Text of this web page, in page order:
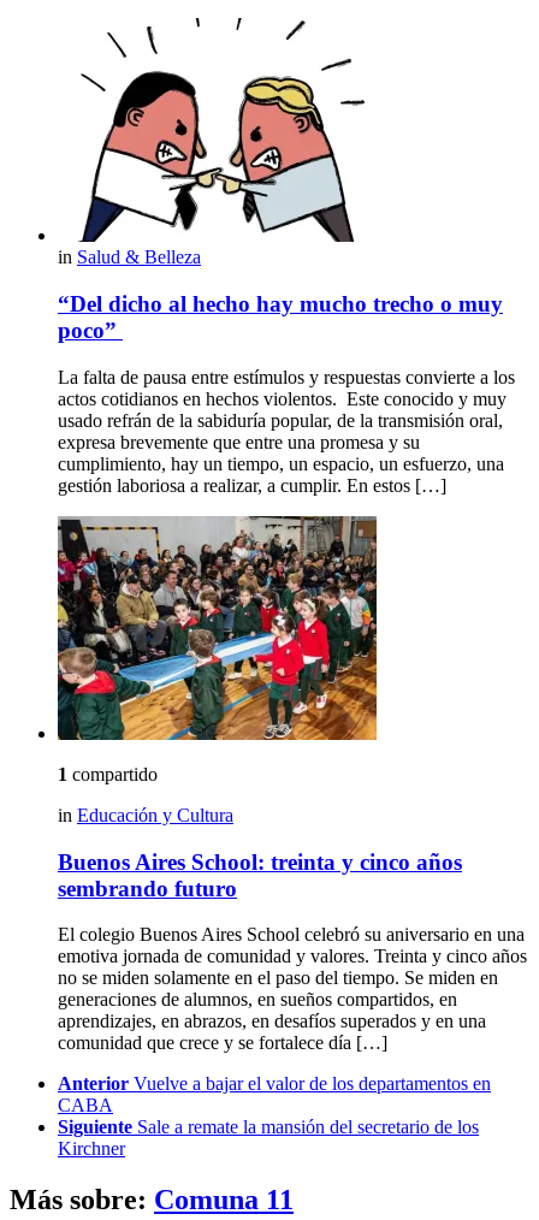
in Salud & Belleza
“Del dicho al hecho hay mucho trecho o muy
poco”
La falta de pausa entre estímulos y respuestas convierte a los
actos cotidianos en hechos violentos. Este conocido y muy
usado refrán de la sabiduría popular, de la transmisión oral,
expresa brevemente que entre una promesa y su
cumplimiento, hay un tiempo, un espacio, un esfuerzo, una
gestión laboriosa a realizar, a cumplir. En estos […]
1 compartido
in Educación y Cultura
Buenos Aires School: treinta y cinco años
sembrando futuro
El colegio Buenos Aires School celebró su aniversario en una
emotiva jornada de comunidad y valores. Treinta y cinco años
no se miden solamente en el paso del tiempo. Se miden en
generaciones de alumnos, en sueños compartidos, en
aprendizajes, en abrazos, en desafíos superados y en una
comunidad que crece y se fortalece día […]
Anterior Vuelve a bajar el valor de los departamentos en
CABA
Siguiente Sale a remate la mansión del secretario de los
Kirchner
Más sobre: Comuna 11